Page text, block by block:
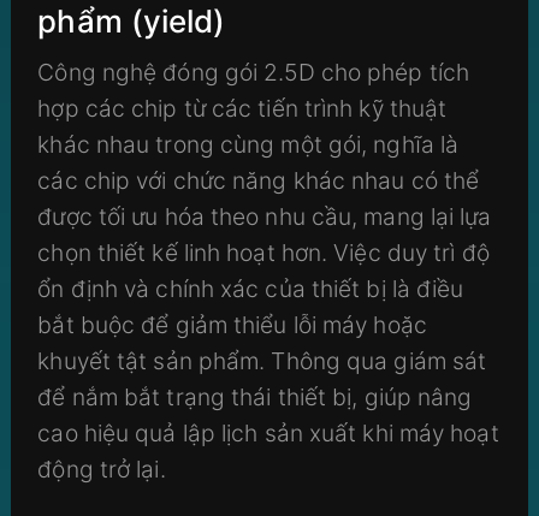
phẩm (yield)
Công nghệ đóng gói 2.5D cho phép tích
hợp các chip từ các tiến trình kỹ thuật
khác nhau trong cùng một gói, nghĩa là
các chip với chức năng khác nhau có thể
được tối ưu hóa theo nhu cầu, mang lại lựa
chọn thiết kế linh hoạt hơn. Việc duy trì độ
ổn định và chính xác của thiết bị là điều
bắt buộc để giảm thiểu lỗi máy hoặc
khuyết tật sản phẩm. Thông qua giám sát
để nắm bắt trạng thái thiết bị, giúp nâng
cao hiệu quả lập lịch sản xuất khi máy hoạt
động trở lại.